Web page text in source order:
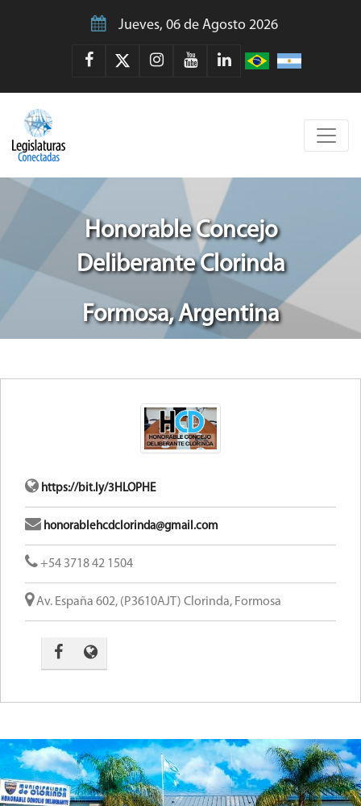
Jueves, 06 de Agosto 2026
Honorable Concejo
Deliberante Clorinda
Formosa, Argentina
https://bit.ly/3HLOPHE
honorablehcdclorinda@gmail.com
+54 3718 42 1504
Av. España 602, (P3610AJT) Clorinda, Formosa